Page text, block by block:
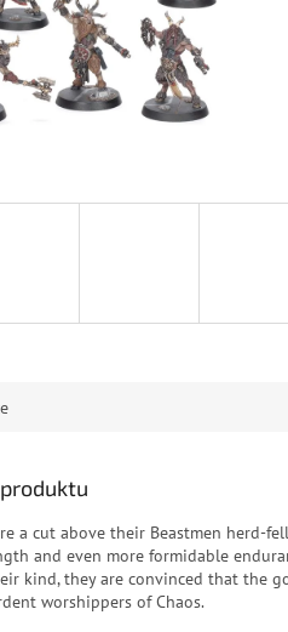
a cut above their Beastmen herd-
and even more formidable
kind, they are convinced that the
worshippers of Chaos.